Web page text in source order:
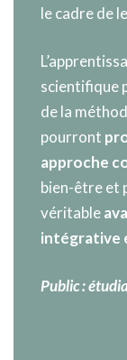
le cadre de
scientifique
de la
pourront
approche
bien-être et
véritable
intégrative
Public :